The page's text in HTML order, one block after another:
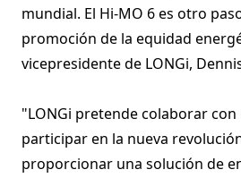
mundial. El Hi-MO 6 es otro
promoción de la equidad
vicepresidente de LONGi,
"LONGi pretende colaborar con
participar en la nueva
proporcionar una solución de